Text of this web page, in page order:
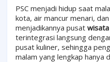
PSC menjadi hidup saat
kota, air mancur menari,
menjadikannya pusat
terintegrasi langsung
pusat kuliner, sehingga
malam yang lengkap hanya